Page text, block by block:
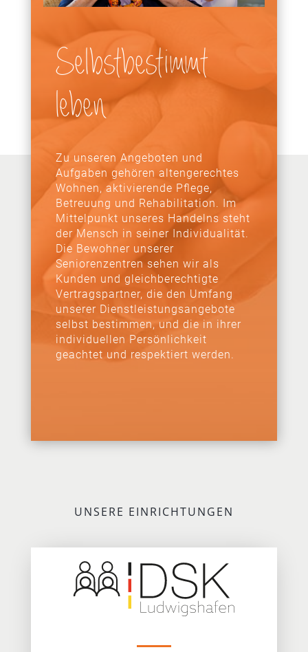
Selbstbestimmt
leben
Zu unseren Angeboten und
Aufgaben gehören alten­ge­rechtes
Wohnen, akti­vie­rende Pflege,
Betreuung und Rehabilitation. Im
Mittelpunkt unseres Handelns steht
der Mensch in seiner Individualität.
Die Bewohner unserer
Seniorenzentren sehen wir als
Kunden und gleich­be­rech­tigte
Vertragspartner, die den Umfang
unserer Dienstleistungsangebote
selbst bestimmen, und die in ihrer
indi­vi­du­ellen Persönlichkeit
geachtet und respek­tiert werden.
UNSERE EINRICHTUNGEN